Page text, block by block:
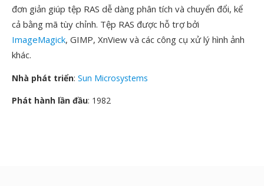
đơn giản giúp tệp RAS dễ dàng phân tích và chuyển đổi, kể
cả bằng mã tùy chỉnh. Tệp RAS được hỗ trợ bởi
ImageMagick, GIMP, XnView và các công cụ xử lý hình ảnh
khác.
Nhà phát triển: Sun Microsystems
Phát hành lần đầu: 1982